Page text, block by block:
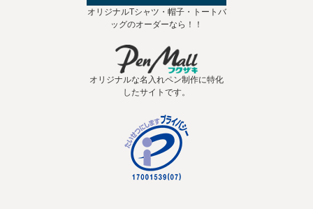
オリジナルTシャツ・帽子・トートバ
ッグのオーダーなら！！
オリジナルな名入れペン制作に特化
したサイトです。